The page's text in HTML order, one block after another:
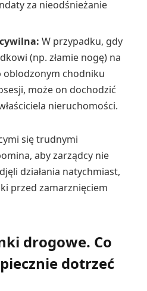
za nieodśnieżanie
W przypadku, gdy
(np. złamie nogę) na
oblodzonym chodniku
może on dochodzić
nieruchomości.
się trudnymi
aby zarządcy nie
działania natychmiast,
przed zamarznięciem
drogowe. Co
dotrzeć